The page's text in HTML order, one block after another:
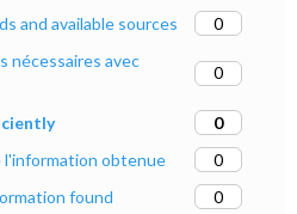
and available sources
0
nécessaires avec
0
0
l'information obtenue
0
found
0